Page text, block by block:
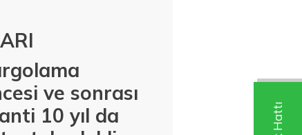
ve sonrası
10 yıl da